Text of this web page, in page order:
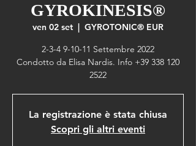
GYROKINESIS®
ven 02 set
  |
GYROTONIC® EUR
2-3-4 9-10-11 Settembre 2022
Condotto da Elisa Nardis. Info +39 338 120
2522
La registrazione è stata chiusa
Scopri gli altri eventi